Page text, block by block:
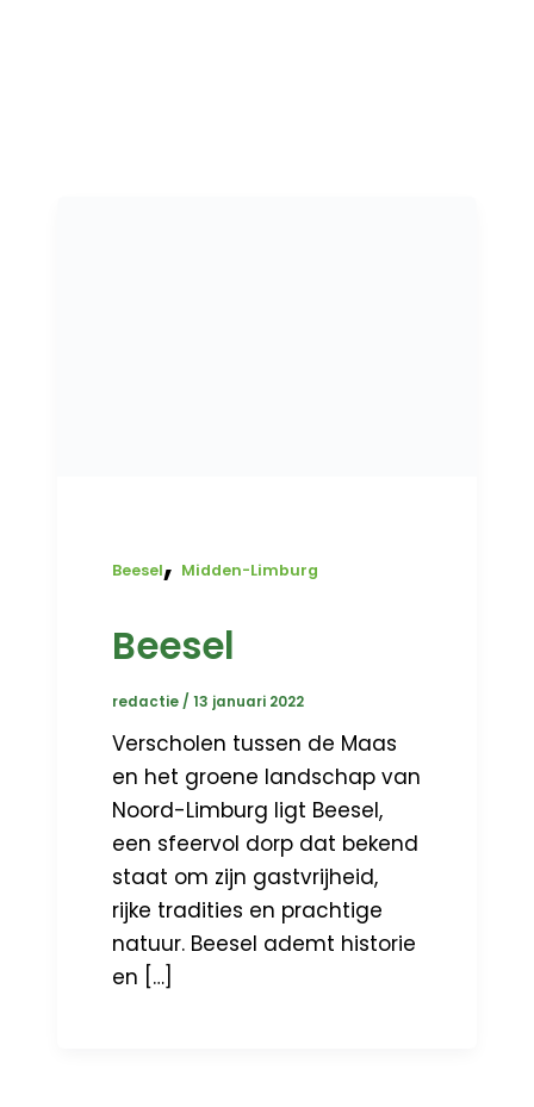
Beesel, Midden-Limburg
Beesel
redactie /13 januari 2022
Verscholen tussen de Maas
en het groene landschap van
Noord-Limburg ligt Beesel,
een sfeervol dorp dat bekend
staat om zijn gastvrijheid,
rijke tradities en prachtige
natuur. Beesel ademt historie
en […]